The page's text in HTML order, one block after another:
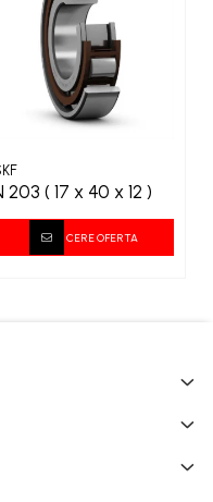
N 203 ( 17 x 40 x 12 )
CERE OFERTA